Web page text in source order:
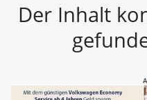
Der Inhalt